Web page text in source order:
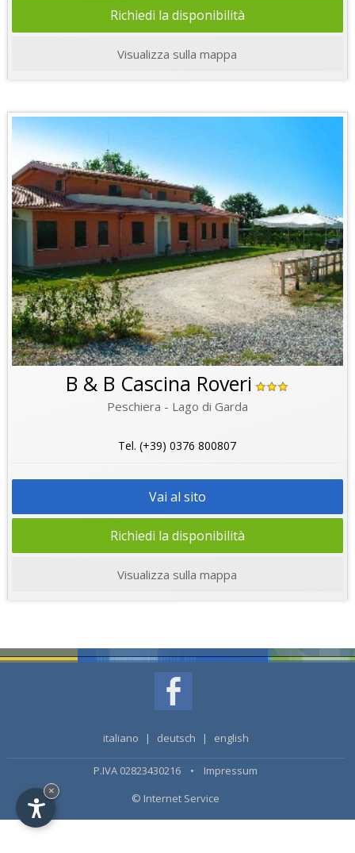
Richiedi la disponibilità
Visualizza sulla mappa
B & B Cascina Roveri
Peschiera - Lago di Garda
Tel. (+39) 0376 800807
Vai al sito
Richiedi la disponibilità
Visualizza sulla mappa
italiano | deutsch | english
P.IVA 02823430216 • Impressum
© Internet Service
×